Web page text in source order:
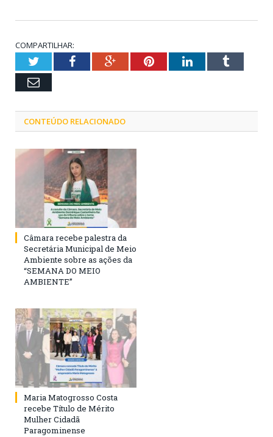
COMPARTILHAR:
TwitterFacebookGoogle+PinterestLinkedInTumblr
Email
CONTEÚDO RELACIONADO
Câmara recebe palestra da
Secretária Municipal de Meio
Ambiente sobre as ações da
“SEMANA DO MEIO
AMBIENTE”
Maria Matogrosso Costa
recebe Título de Mérito
Mulher Cidadã
Paragominense